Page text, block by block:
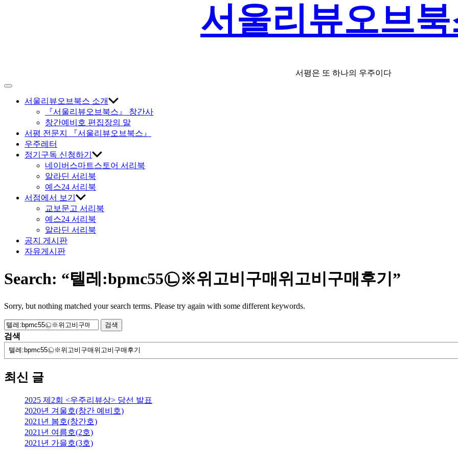
서울리뷰오브
서평은 또 하나의 우주이다
Off
Canvas서울리뷰오브북스 소개
『서울리뷰오브북스』 창간사
창간예비호 편집장의 말
서평 전문지 『서울리뷰오브북스』
우주레터
정기구독 신청하기
네이버스마트스토어 서리북
알라딘 서리북
예스24 서리북
서점에서 보기
교보문고 서리북
예스24 서리북
알라딘 서리북
공지 게시판
자유게시판
Search: “텔레:bpmc55㉡※위고비구매위고비구매후기”
Sorry, but nothing matched your search terms. Please try again with some different keywords.
검
색:
검색
최신 글
2025 제2회 <우주리뷰상> 당선 발표
2020년 겨울호(창간 예비호)
2021년 봄호(창간호)
2021년 여름호(2호)
2021년 가을호(3호)